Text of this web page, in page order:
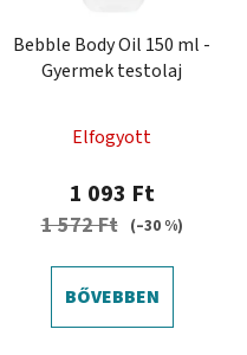
Bebble Body Oil 150 ml -
Gyermek testolaj
Elfogyott
1 093 Ft
1 572 Ft (–30 %)
BŐVEBBEN